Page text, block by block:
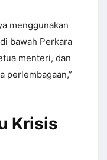
menggunakan
bawah Perkara
menteri, dan
perlembagaan,”
Krisis